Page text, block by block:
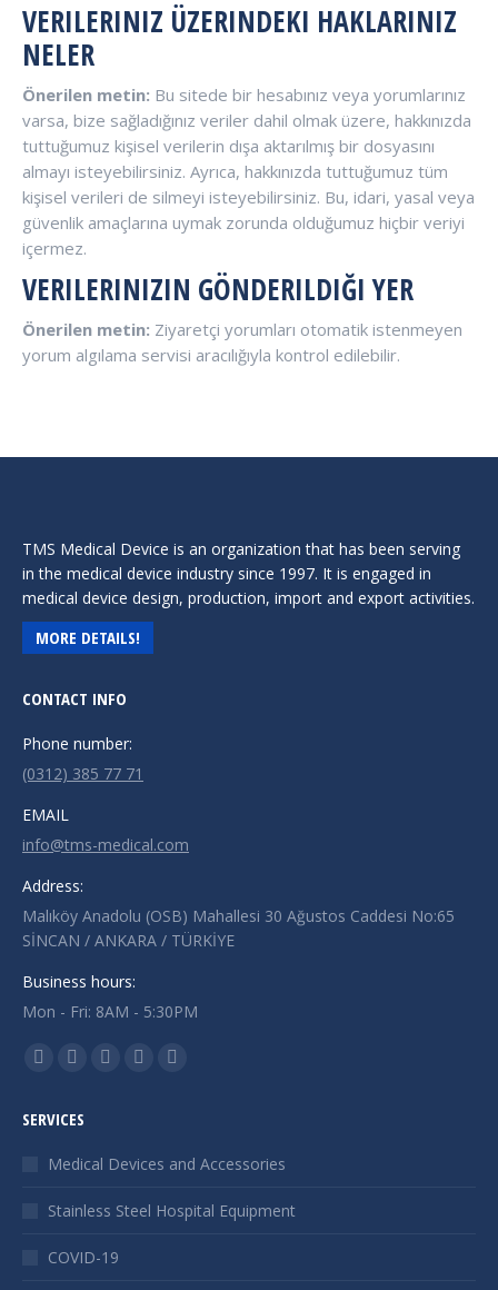
VERILERINIZ ÜZERINDEKI HAKLARINIZ
NELER
Önerilen metin: Bu sitede bir hesabınız veya yorumlarınız
varsa, bize sağladığınız veriler dahil olmak üzere, hakkınızda
tuttuğumuz kişisel verilerin dışa aktarılmış bir dosyasını
almayı isteyebilirsiniz. Ayrıca, hakkınızda tuttuğumuz tüm
kişisel verileri de silmeyi isteyebilirsiniz. Bu, idari, yasal veya
güvenlik amaçlarına uymak zorunda olduğumuz hiçbir veriyi
içermez.
VERILERINIZIN GÖNDERILDIĞI YER
Önerilen metin: Ziyaretçi yorumları otomatik istenmeyen
yorum algılama servisi aracılığıyla kontrol edilebilir.
TMS Medical Device is an organization that has been serving
in the medical device industry since 1997. It is engaged in
medical device design, production, import and export activities.
MORE DETAILS!
CONTACT INFO
Phone number:
(0312) 385 77 71
EMAIL
info@tms-medical.com
Address:
Malıköy Anadolu (OSB) Mahallesi 30 Ağustos Caddesi No:65
SİNCAN / ANKARA / TÜRKİYE
Business hours:
Mon - Fri: 8AM - 5:30PM
Bizi şurada bulun:
Facebook
yeni
pencerede
X
yeni
pencerede
YouTube
pencerede
Linkedin
pencerede
Instagram
pencerede
SERVICES
Medical Devices and Accessories
Stainless Steel Hospital Equipment
COVID-19